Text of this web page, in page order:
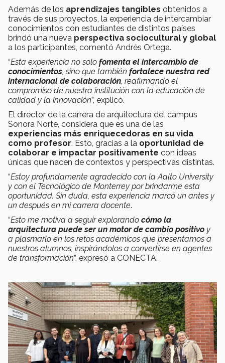
Además de los aprendizajes tangibles obtenidos a
través de sus proyectos, la experiencia de intercambiar
conocimientos con estudiantes de distintos países
brindó una nueva perspectiva sociocultural y global
a los participantes, comentó Andrés Ortega.
“Esta experiencia no solo fomenta el intercambio de
conocimientos, sino que también fortalece nuestra red
internacional de colaboración, reafirmando el
compromiso de nuestra institución con la educación de
calidad y la innovación”, explicó.
El director de la carrera de arquitectura del campus
Sonora Norte, considera que es una de las
experiencias más enriquecedoras en su vida
como profesor. Esto, gracias a la oportunidad de
colaborar e impactar positivamente con ideas
únicas que nacen de contextos y perspectivas distintas.
“Estoy profundamente agradecido con la Aalto University
y con el Tecnológico de Monterrey por brindarme esta
oportunidad. Sin duda, esta experiencia marcó un antes y
un después en mi carrera docente.
“Esto me motiva a seguir explorando cómo la
arquitectura puede ser un motor de cambio positivo y
a plasmarlo en los retos académicos que presentamos a
nuestros alumnos, inspirándolos a convertirse en agentes
de transformación”, expresó a CONECTA.